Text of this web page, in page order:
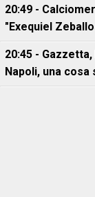
20:49 -
"Exequiel
20:45 -
Napoli, una cosa